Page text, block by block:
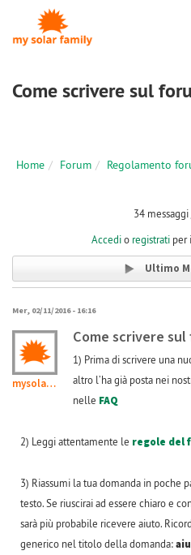
Salta al contenuto principale
Come scrivere sul
Home Forum Regolamento
34
Accedio registratiper
Ultimo
Mer, 02/11/2016 - 16:16
mysolarfamily
Come scrivere
1) Prima di scrivere una
altro l’ha già posta nei
nelle FAQ
2) Leggi attentamente le regole del
3) Riassumi la tua domanda in poche
testo. Se riuscirai ad essere chiaro e
sarà più probabile ricevere aiuto.
generico nel titolo della domanda: